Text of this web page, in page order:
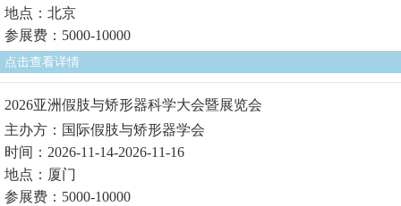
地点：北京
参展费：5000-10000
点击查看详情
2026亚洲假肢与矫形器科学大会暨展览会
主办方：国际假肢与矫形器学会
时间：2026-11-14-2026-11-16
地点：厦门
参展费：5000-10000